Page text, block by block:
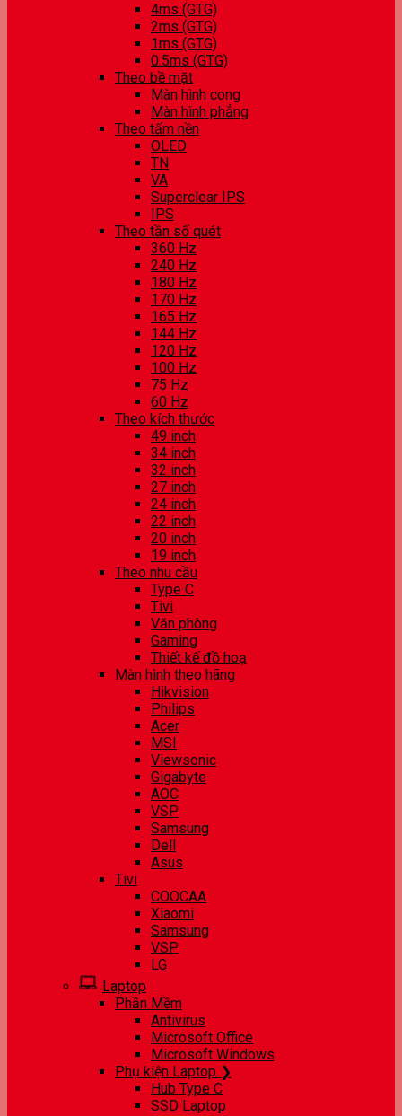
4ms (GTG)
2ms (GTG)
1ms (GTG)
0.5ms (GTG)
Theo bề mặt
Màn hình cong
Màn hình phẳng
Theo tấm nền
OLED
TN
VA
Superclear IPS
IPS
Theo tần số quét
360 Hz
240 Hz
180 Hz
170 Hz
165 Hz
144 Hz
120 Hz
100 Hz
75 Hz
60 Hz
Theo kích thước
49 inch
34 inch
32 inch
27 inch
24 inch
22 inch
20 inch
19 inch
Theo nhu cầu
Type C
Tivi
Văn phòng
Gaming
Thiết kế đồ hoạ
Màn hình theo hãng
Hikvision
Philips
Acer
MSI
Viewsonic
Gigabyte
AOC
VSP
Samsung
Dell
Asus
Tivi
COOCAA
Xiaomi
Samsung
VSP
LG
Laptop
Phần Mềm
Antivirus
Microsoft Office
Microsoft Windows
Phụ kiện Laptop ❯
Hub Type C
SSD Laptop